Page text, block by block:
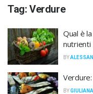
Tag: Verdure
Qual è
nutrienti
BY
BY